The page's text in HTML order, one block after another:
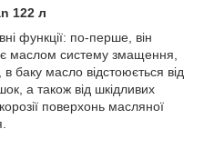
122 л
функції: по-перше, він
маслом систему змащення,
баку масло відстоюється від
а також від шкідливих
поверхонь масляної